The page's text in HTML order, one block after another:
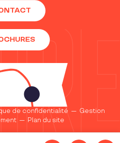
de confidentialité — Gestion
— Plan du site